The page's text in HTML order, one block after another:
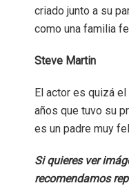
criado junto a su
como una familia
Steve Martin
El actor es quizá
años que tuvo su
es un padre muy
Si quieres ver
recomendamos